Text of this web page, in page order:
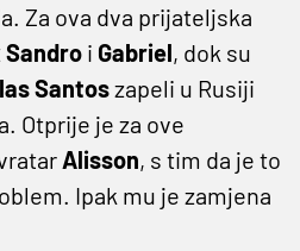
Za ova dva prijateljska
Sandro i Gabriel, dok su
Santoszapeli u Rusiji
Otprije je za ove
Alisson, s tim da je to
Ipak mu je zamjena